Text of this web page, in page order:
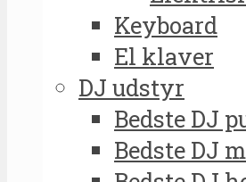
Keyboard
El klaver
DJ udstyr
Bedste DJ
Bedste DJ